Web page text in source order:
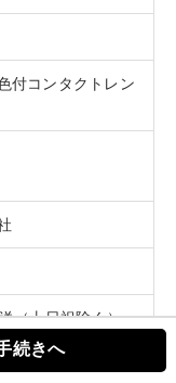
続きへ
付コンタクトレン
（土日祝除く）